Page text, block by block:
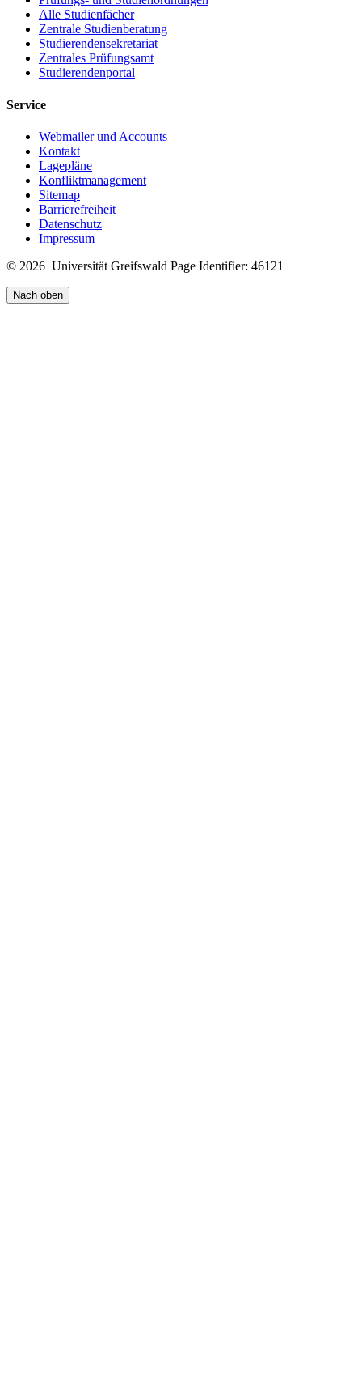
Alle Studienfächer
Zentrale Studienberatung
Studierendensekretariat
Zentrales Prüfungsamt
Studierendenportal
Service
Webmailer und Accounts
Kontakt
Lagepläne
Konfliktmanagement
Sitemap
Barrierefreiheit
Datenschutz
Impressum
© 2026 Universität Greifswald Page Identifier: 46121
Nach oben